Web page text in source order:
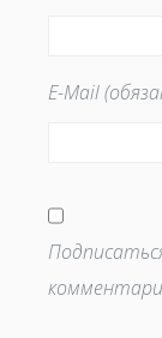
E-Mail